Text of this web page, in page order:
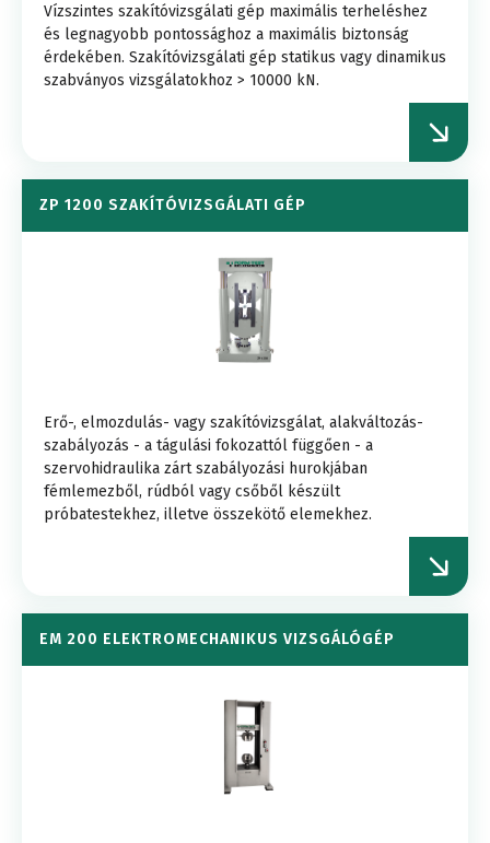
Vízszintes szakítóvizsgálati gép maximális terheléshez
és legnagyobb pontossághoz a maximális biztonság
érdekében. Szakítóvizsgálati gép statikus vagy dinamikus
szabványos vizsgálatokhoz > 10000 kN.
ZP 1200 SZAKÍTÓVIZSGÁLATI GÉP
Erő-, elmozdulás- vagy szakítóvizsgálat, alakváltozás-
szabályozás - a tágulási fokozattól függően - a
szervohidraulika zárt szabályozási hurokjában
fémlemezből, rúdból vagy csőből készült
próbatestekhez, illetve összekötő elemekhez.
EM 200 ELEKTROMECHANIKUS VIZSGÁLÓGÉP